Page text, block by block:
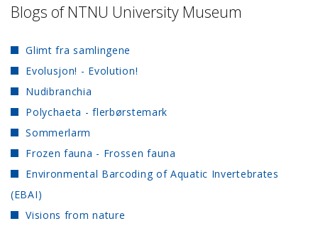
Blogs of NTNU University Museum
Glimt fra samlingene
Evolusjon! - Evolution!
Nudibranchia
Polychaeta - flerbørstemark
Sommerlarm
Frozen fauna - Frossen fauna
Environmental Barcoding of Aquatic Invertebrates
(EBAI)
Visions from nature